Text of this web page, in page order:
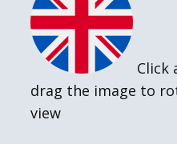
Click
drag the image to
view